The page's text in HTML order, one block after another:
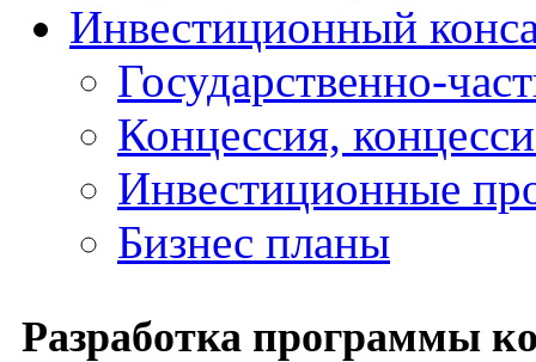
Инвестиционный
Государственно-
Концессия,
Инвестиционные
Бизнес планы
Разработка программы